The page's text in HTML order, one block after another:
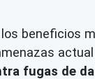
beneficios
fugas de